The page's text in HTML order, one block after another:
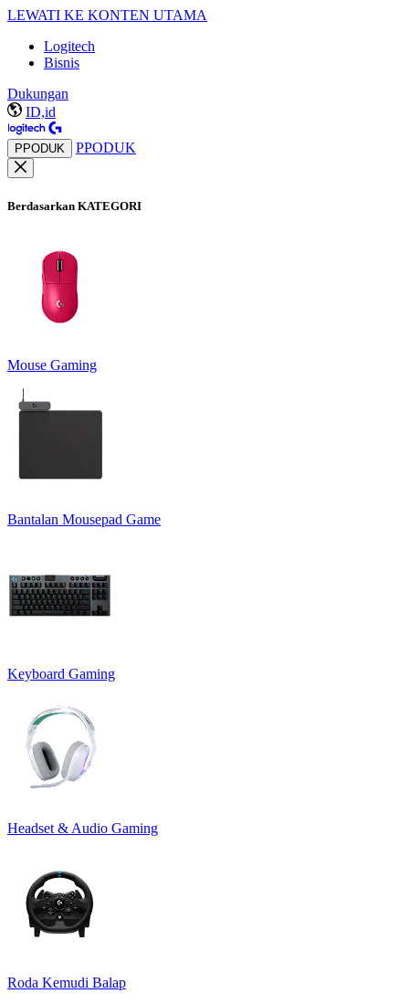
LEWATI KE KONTEN UTAMA
Logitech
Bisnis
Dukungan
ID,id
PPODUK PPODUK
Berdasarkan KATEGORI
Mouse Gaming
Bantalan Mousepad Game
Keyboard Gaming
Headset & Audio Gaming
Roda Kemudi Balap